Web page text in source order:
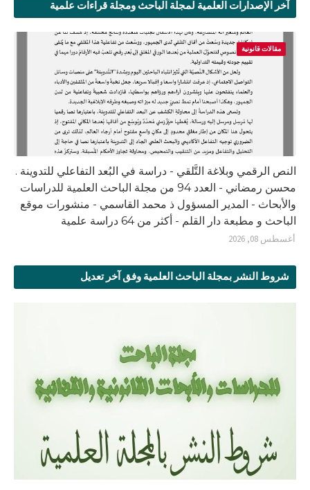
آخر الإصدارات العلمية لمجلة الباحث ومجلة قراءات علمية
مقالات قانونية
النص الرقمي وبلاغة التَّلقي - دراسة في البُعد التفاعلي للتدوينة .
محسن رمضاني - العدد 94 من مجلة الباحث العلمية للدراسات
والأبحاث - المدير المسؤول ذ محمد القاسمي - منشورات موقع
الباحث و مطبعة دار القلم - أكثر من 64 دراسة علمية
أغسطس 08, 2026
شروط النشر بمجلة الباحث العلمية وفق آخر تعديل